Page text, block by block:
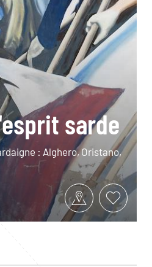
sarde
: Alghero, Oristano,